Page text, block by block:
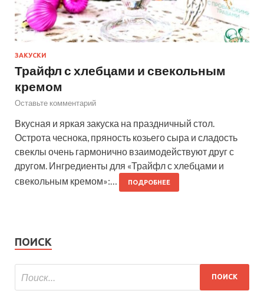
ЗАКУСКИ
Трайфл с хлебцами и свекольным
кремом
Оставьте комментарий
Вкусная и яркая закуска на праздничный стол.
Острота чеснока, пряность козьего сыра и сладость
свеклы очень гармонично взаимодействуют друг с
другом. Ингредиенты для «Трайфл с хлебцами и
свекольным кремом»:…
ПОДРОБНЕЕ
ПОИСК